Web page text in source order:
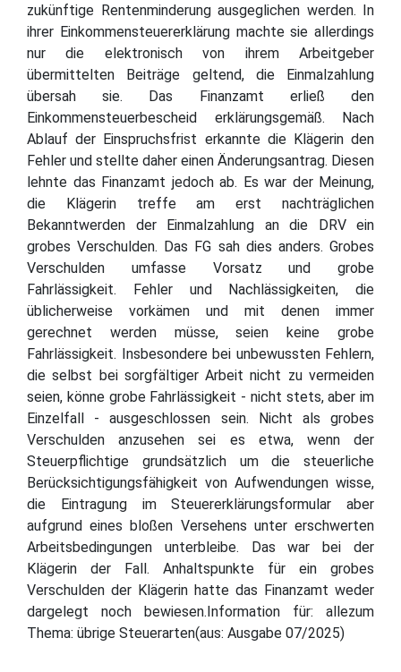
zukünftige Rentenminderung ausgeglichen werden. In
ihrer Einkommensteuererklärung machte sie allerdings
nur die elektronisch von ihrem Arbeitgeber
übermittelten Beiträge geltend, die Einmalzahlung
übersah sie. Das Finanzamt erließ den
Einkommensteuerbescheid erklärungsgemäß. Nach
Ablauf der Einspruchsfrist erkannte die Klägerin den
Fehler und stellte daher einen Änderungsantrag. Diesen
lehnte das Finanzamt jedoch ab. Es war der Meinung,
die Klägerin treffe am erst nachträglichen
Bekanntwerden der Einmalzahlung an die DRV ein
grobes Verschulden. Das FG sah dies anders. Grobes
Verschulden umfasse Vorsatz und grobe
Fahrlässigkeit. Fehler und Nachlässigkeiten, die
üblicherweise vorkämen und mit denen immer
gerechnet werden müsse, seien keine grobe
Fahrlässigkeit. Insbesondere bei unbewussten Fehlern,
die selbst bei sorgfältiger Arbeit nicht zu vermeiden
seien, könne grobe Fahrlässigkeit - nicht stets, aber im
Einzelfall - ausgeschlossen sein. Nicht als grobes
Verschulden anzusehen sei es etwa, wenn der
Steuerpflichtige grundsätzlich um die steuerliche
Berücksichtigungsfähigkeit von Aufwendungen wisse,
die Eintragung im Steuererklärungsformular aber
aufgrund eines bloßen Versehens unter erschwerten
Arbeitsbedingungen unterbleibe. Das war bei der
Klägerin der Fall. Anhaltspunkte für ein grobes
Verschulden der Klägerin hatte das Finanzamt weder
dargelegt noch bewiesen.Information für: allezum
Thema: übrige Steuerarten(aus: Ausgabe 07/2025)